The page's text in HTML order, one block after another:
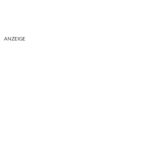
ANZEIGE